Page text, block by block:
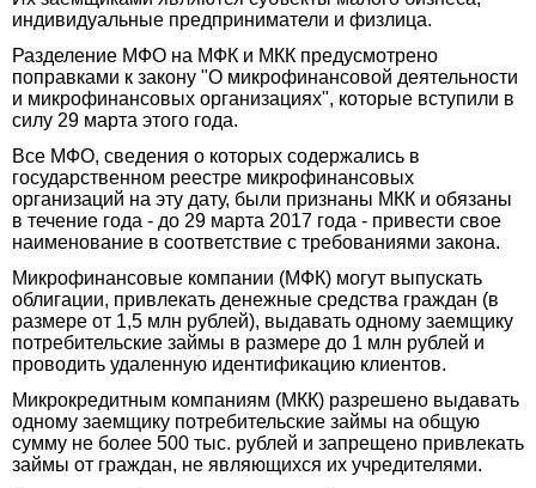
индивидуальные предприниматели и физлица.
Разделение МФО на МФК и МКК предусмотрено
поправками к закону "О микрофинансовой деятельности
и микрофинансовых организациях", которые вступили в
силу 29 марта этого года.
Все МФО, сведения о которых содержались в
государственном реестре микрофинансовых
организаций на эту дату, были признаны МКК и обязаны
в течение года - до 29 марта 2017 года - привести свое
наименование в соответствие с требованиями закона.
Микрофинансовые компании (МФК) могут выпускать
облигации, привлекать денежные средства граждан (в
размере от 1,5 млн рублей), выдавать одному заемщику
потребительские займы в размере до 1 млн рублей и
проводить удаленную идентификацию клиентов.
Микрокредитным компаниям (МКК) разрешено выдавать
одному заемщику потребительские займы на общую
сумму не более 500 тыс. рублей и запрещено привлекать
займы от граждан, не являющихся их учредителями.